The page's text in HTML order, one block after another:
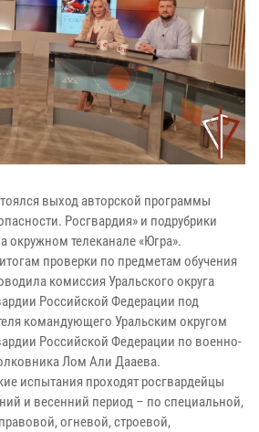
выход авторской программы
Росгвардия» и подрубрики
окружном телеканале «Югра».
проверки по предметам обучения
комиссия Уральского округа
Российской Федерации под
командующего Уральским округом
Российской Федерации по военно-
Лом Али Дааева.
испытания проходят росгвардейцы
и весенний период – по специальной,
огневой, строевой,